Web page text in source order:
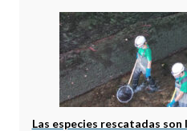
Las especies rescatadas